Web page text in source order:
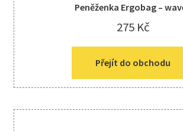
Peněženka Ergobag –
275 Kč
Přejít do obchodu